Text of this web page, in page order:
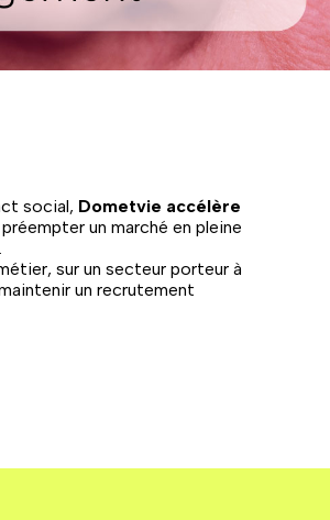
social, Dometvie accélère
un marché en pleine
sur un secteur porteur à
un recrutement